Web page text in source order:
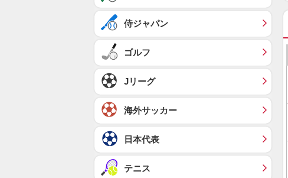
侍ジャパン
ゴルフ
Jリーグ
海外サッカー
日本代表
テニス